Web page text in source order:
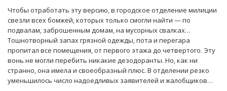
Чтобы отработать эту версию, в городское отделение милиции
свезли всех бомжей, которых только смогли найти — по
подвалам, заброшенным домам, на мусорных свалках…
Тошнотворный запах грязной одежды, пота и перегара
пропитал все помещения, от первого этажа до четвертого. Эту
вонь не могли перебить никакие дезодоранты. Но, как ни
странно, она имела и своеобразный плюс. В отделении резко
уменьшилось число надоедливых заявителей и жалобщиков…